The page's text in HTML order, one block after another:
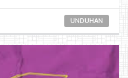
UNDUHAN